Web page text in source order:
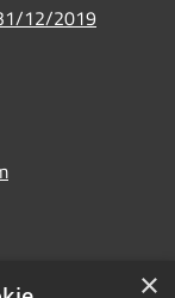
12/2019
×